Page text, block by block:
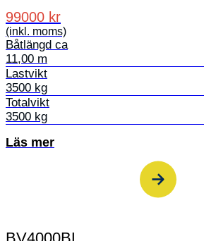
99000 kr
(inkl. moms)
Båtlängd ca
11,00 m
Lastvikt
3500 kg
Totalvikt
3500 kg
Läs mer